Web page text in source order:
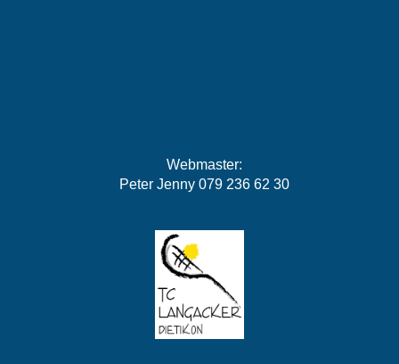
Webmaster:
Peter Jenny 079 236 62 30